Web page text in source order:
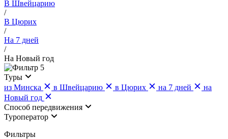
В Швейцарию
/
В Цюрих
/
На 7 дней
/
На Новый год
5
Туры
из Минска
в Швейцарию в Цюрих на 7 дней
на
Новый год
Cпособ передвижения
Туроператор
Фильтры